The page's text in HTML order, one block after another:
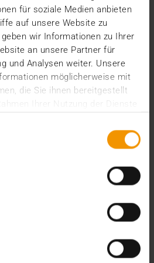
für soziale Medien anbieten
auf unsere Website zu
wir Informationen zu Ihrer
an unsere Partner für
und Analysen weiter. Unsere
möglicherweise mit
die Sie ihnen bereitgestellt
ist 2024 mit der Verleihung
zum besten PACS seiner…